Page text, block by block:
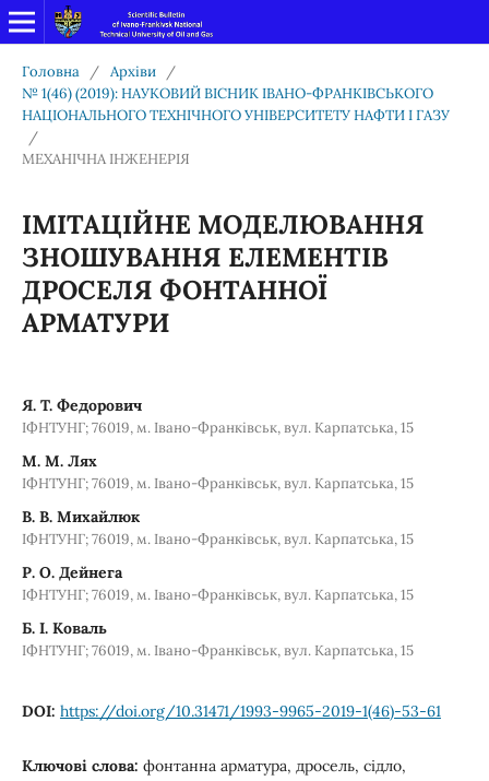
Головна / Архіви
/
№ 1(46) (2019): НАУКОВИЙ ВІСНИК ІВАНО-ФРАНКІВСЬКОГО
НАЦІОНАЛЬНОГО ТЕХНІЧНОГО УНІВЕРСИТЕТУ НАФТИ І ГАЗУ
/
МЕХАНІЧНА ІНЖЕНЕРІЯ
ІМІТАЦІЙНЕ МОДЕЛЮВАННЯ
ЗНОШУВАННЯ ЕЛЕМЕНТІВ
ДРОСЕЛЯ ФОНТАННОЇ
АРМАТУРИ
Я. Т. Федорович
ІФНТУНГ; 76019, м. Івано-Франківськ, вул. Карпатська, 15
М. М. Лях
ІФНТУНГ; 76019, м. Івано-Франківськ, вул. Карпатська, 15
В. В. Михайлюк
ІФНТУНГ; 76019, м. Івано-Франківськ, вул. Карпатська, 15
Р. О. Дейнега
ІФНТУНГ; 76019, м. Івано-Франківськ, вул. Карпатська, 15
Б. І. Коваль
ІФНТУНГ; 76019, м. Івано-Франківськ, вул. Карпатська, 15
DOI: https://doi.org/10.31471/1993-9965-2019-1(46)-53-61
Ключові слова: фонтанна арматура, дросель, сідло,